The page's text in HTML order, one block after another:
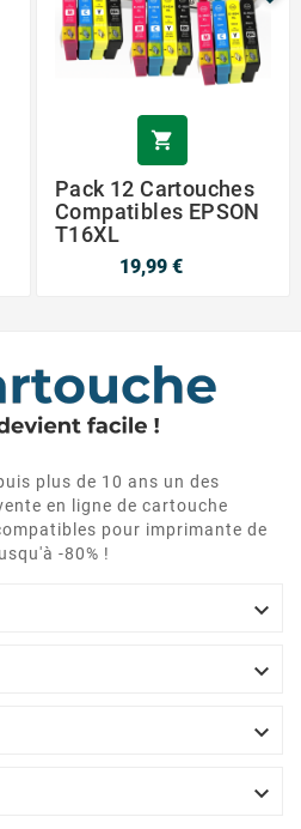

Pack 12 Cartouches
Compatibles EPSON
T16XL
19,99 €
plus de 10 ans un des
en ligne de cartouche
pour imprimante de
-80% !



